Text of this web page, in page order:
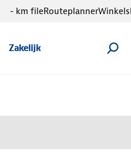
Zakelijk
- km fileRouteplannerWinkels